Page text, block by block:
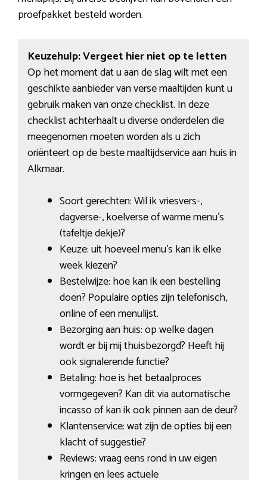
proefpakket besteld worden.
Keuzehulp: Vergeet hier niet op te letten
Op het moment dat u aan de slag wilt met een
geschikte aanbieder van verse maaltijden kunt u
gebruik maken van onze checklist. In deze
checklist achterhaalt u diverse onderdelen die
meegenomen moeten worden als u zich
oriënteert op de beste maaltijdservice aan huis in
Alkmaar.
Soort gerechten: Wil ik vriesvers-,
dagverse-, koelverse of warme menu’s
(tafeltje dekje)?
Keuze: uit hoeveel menu’s kan ik elke
week kiezen?
Bestelwijze: hoe kan ik een bestelling
doen? Populaire opties zijn telefonisch,
online of een menulijst.
Bezorging aan huis: op welke dagen
wordt er bij mij thuisbezorgd? Heeft hij
ook signalerende functie?
Betaling: hoe is het betaalproces
vormgegeven? Kan dit via automatische
incasso of kan ik ook pinnen aan de deur?
Klantenservice: wat zijn de opties bij een
klacht of suggestie?
Reviews: vraag eens rond in uw eigen
kringen en lees actuele